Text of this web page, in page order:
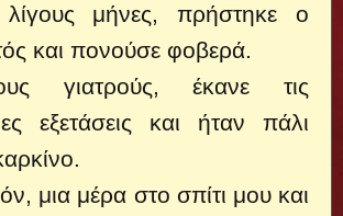
μήνες, πρήστηκε ο
και πονούσε φοβερά.
γιατρούς, έκανε τις
εξετάσεις και ήταν πάλι
μια μέρα στο σπίτι μου και